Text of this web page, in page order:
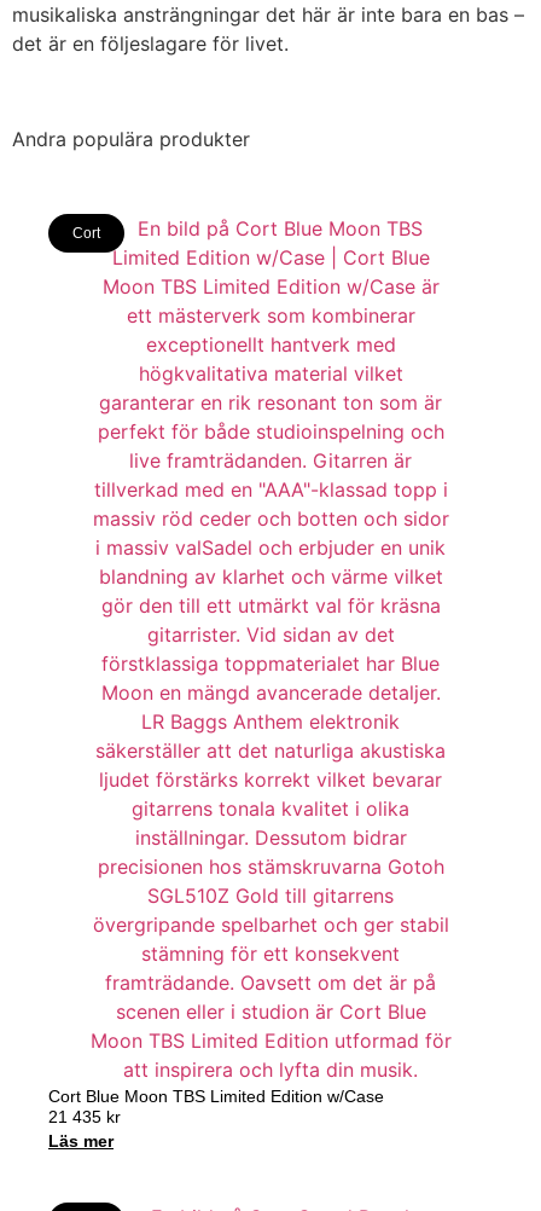
musikaliska ansträngningar det här är inte bara en bas –
det är en följeslagare för livet.
Andra populära produkter
Cort
Cort Blue Moon TBS Limited Edition w/Case
21 435 kr
Läs mer